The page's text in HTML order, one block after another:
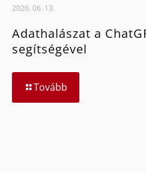
2026. 06. 13.
Adathalászat a
segítségével
Tovább